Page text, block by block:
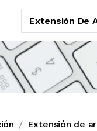
Extensión De
Extensión de